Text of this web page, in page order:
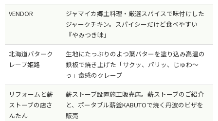
VENDOR
ジャマイカ郷土料理・厳選スパイスで味付けした
ジャークチキン。スパイシーだけど食べやすい
『やみつき味』
北海道バターク
レープ姫路
生地にたっぷりのよつ葉バターを塗り込み高温の
鉄板で焼き上げた「サクッ、パリッ、じゅわ〜
っ」食感のクレープ
リフォームと薪
ストーブの店さ
んたん
薪ストーブ設置施工販売店。薪ストーブのご紹介
と、ポータブル薪釜KABUTOで焼く丹波のピザを
販売